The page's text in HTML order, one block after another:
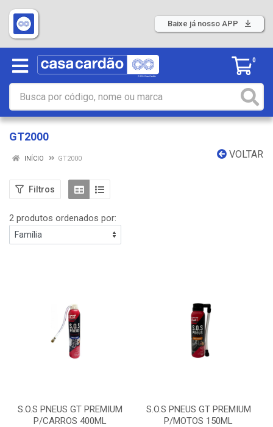
Baixe já nosso APP
0
GT2000
VOLTAR
INÍCIO GT2000
Filtros
2 produtos ordenados por:
S.O.S PNEUS GT PREMIUM
P/CARROS 400ML
S.O.S PNEUS GT PREMIUM
P/MOTOS 150ML